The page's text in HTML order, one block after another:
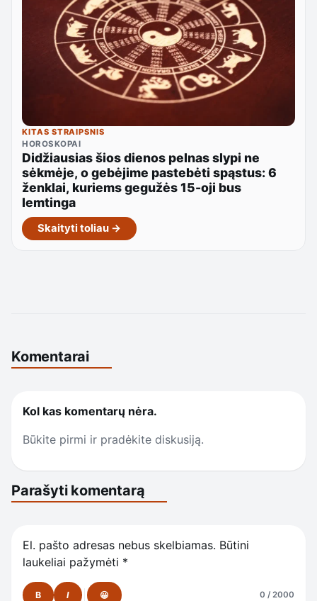
KITAS STRAIPSNIS
HOROSKOPAI
Didžiausias šios dienos pelnas slypi ne
sėkmėje, o gebėjime pastebėti spąstus: 6
ženklai, kuriems gegužės 15-oji bus
lemtinga
Skaityti toliau →
Komentarai
Kol kas komentarų nėra.
Būkite pirmi ir pradėkite diskusiją.
Parašyti komentarą
El. pašto adresas nebus skelbiamas. Būtini
laukeliai pažymėti *
B I 😀 0 / 2000